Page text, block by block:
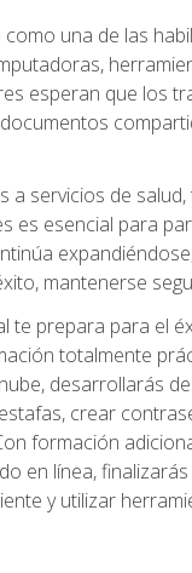
una de las
esperan que los
a servicios de
es esencial para
mantenerse
te prepara para el
totalmente
desarrollarás
crear
formación
en línea,
y utilizar